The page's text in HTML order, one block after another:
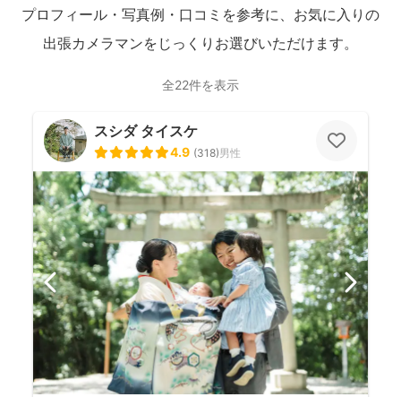
プロフィール・写真例・口コミを参考に、お気に入りの
出張カメラマンをじっくりお選びいただけます。
全22件を表示
スシダ タイスケ
4.9 (318)男性